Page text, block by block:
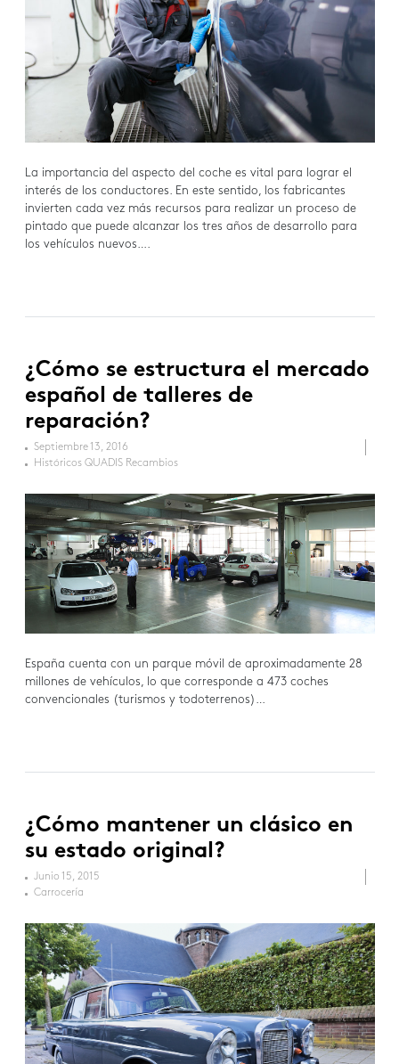
La importancia del aspecto del coche es vital para lograr el
interés de los conductores. En este sentido, los fabricantes
invierten cada vez más recursos para realizar un proceso de
pintado que puede alcanzar los tres años de desarrollo para
los vehículos nuevos….
¿Cómo se estructura el mercado
español de talleres de
reparación?
Septiembre 13, 2016
Históricos QUADIS Recambios
España cuenta con un parque móvil de aproximadamente 28
millones de vehículos, lo que corresponde a 473 coches
convencionales (turismos y todoterrenos)…
¿Cómo mantener un clásico en
su estado original?
Junio 15, 2015
Carrocería